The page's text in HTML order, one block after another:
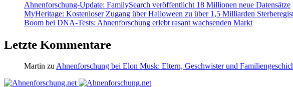
Ahnenforschung-Update: FamilySearch veröffentlicht 18 Millionen neue Datensätze
MyHeritage: Kostenloser Zugang über Halloween zu über 1,5 Milliarden
Boom bei DNA-Tests: Ahnenforschung erlebt rasant wachsenden Markt
Letzte Kommentare
Martin zu Ahnenforschung bei Elon Musk: Eltern, Geschwister und